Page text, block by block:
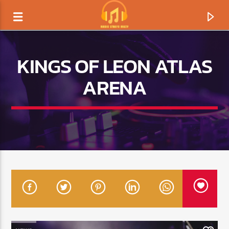
TERAZ GRAMY
TYTUŁ
ARTYSTA
KINGS OF LEON ATLAS
ARENA